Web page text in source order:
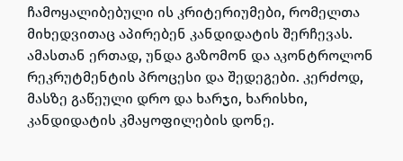
ჩამოყალიბებული ის კრიტერიუმები, რომელთა
მიხედვითაც აპირებენ კანდიდატის შერჩევას.
ამასთან ერთად, უნდა გაზომონ და აკონტროლონ
რეკრუტმენტის პროცესი და შედეგები. კერძოდ,
მასზე გაწეული დრო და ხარჯი, ხარისხი,
კანდიდატის კმაყოფილების დონე.